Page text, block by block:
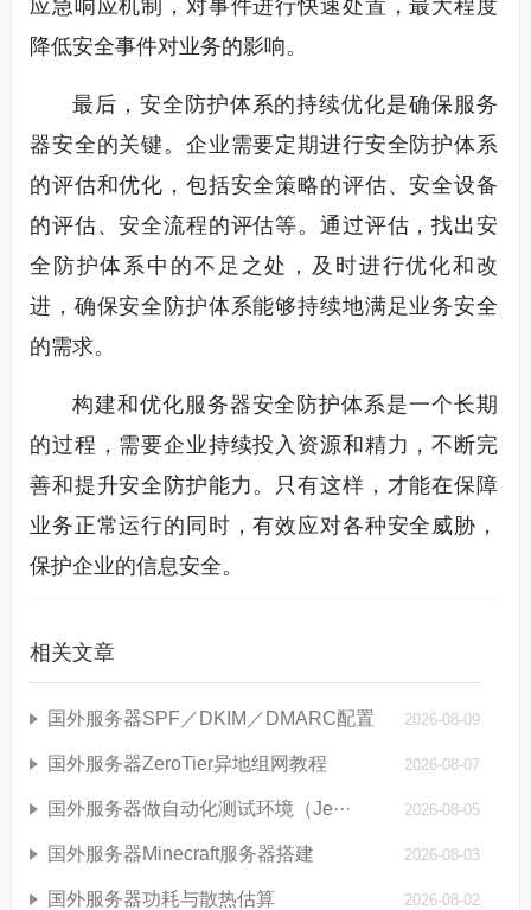
应急响应机制，对事件进行快速处置，最大程度
降低安全事件对业务的影响。
最后，安全防护体系的持续优化是确保服务
器安全的关键。企业需要定期进行安全防护体系
的评估和优化，包括安全策略的评估、安全设备
的评估、安全流程的评估等。通过评估，找出安
全防护体系中的不足之处，及时进行优化和改
进，确保安全防护体系能够持续地满足业务安全
的需求。
构建和优化服务器安全防护体系是一个长期
的过程，需要企业持续投入资源和精力，不断完
善和提升安全防护能力。只有这样，才能在保障
业务正常运行的同时，有效应对各种安全威胁，
保护企业的信息安全。
相关文章
国外服务器SPF／DKIM／DMARC配置 2026-08-09
国外服务器ZeroTier异地组网教程 2026-08-07
国外服务器做自动化测试环境（Je··· 2026-08-05
国外服务器Minecraft服务器搭建 2026-08-03
国外服务器功耗与散热估算 2026-08-02